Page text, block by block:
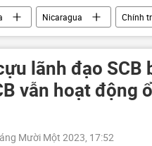
Nicaragua Chính
khủng hoảng ở Ukraina
lãnh đạo SCB
vẫn hoạt động
Mười Một 2023, 17:52